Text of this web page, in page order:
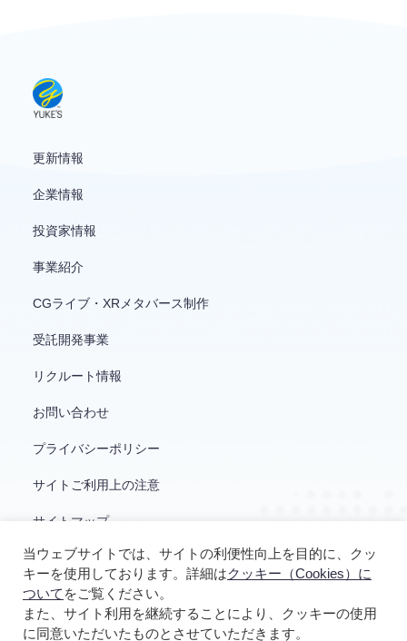
更新情報
企業情報
投資家情報
事業紹介
CGライブ・XRメタバース制作
受託開発事業
リクルート情報
お問い合わせ
プライバシーポリシー
サイトご利用上の注意
サイトマップ
当ウェブサイトでは、サイトの利便性向上を目的に、クッ
キーを使用しております。詳細はクッキー（Cookies）に
ついて をご覧ください。
また、サイト利用を継続することにより、クッキーの使用
に同意いただいたものとさせていただきます。